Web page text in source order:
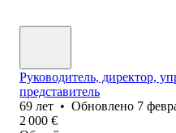
Руководитель, директор,
представитель
69 лет • Обновлено 7
2 000 €